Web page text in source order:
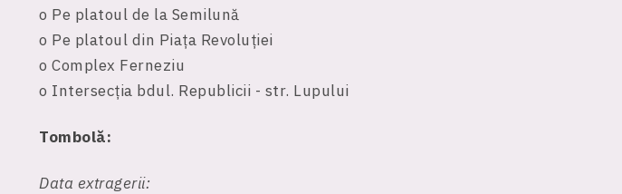
o Pe platoul de la Semilună
o Pe platoul din Piața Revoluției
o Complex Ferneziu
o Intersecția bdul. Republicii - str. Lupului
Tombolă:
Data extragerii: